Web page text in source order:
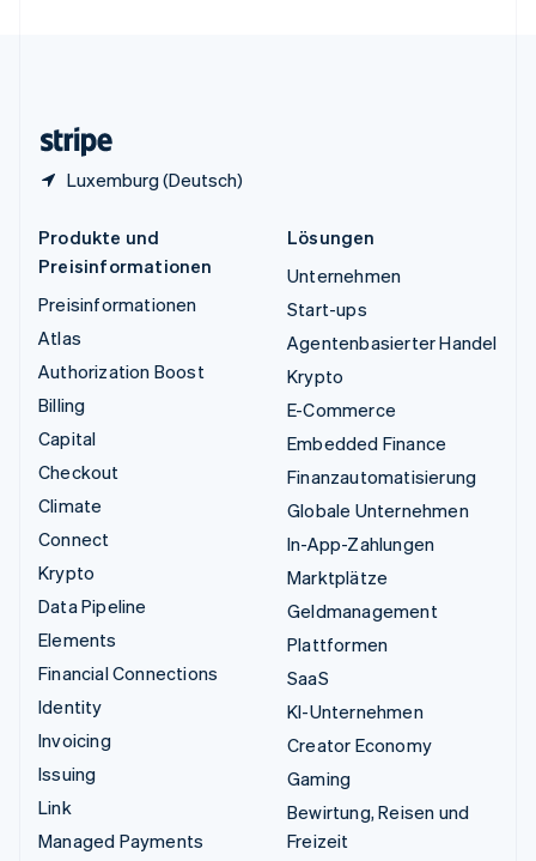
Luxemburg (Deutsch)
Produkte und
Preisinformationen
Preisinformationen
Atlas
Authorization Boost
Billing
Capital
Checkout
Climate
Connect
Krypto
Data Pipeline
Elements
Financial Connections
Identity
Invoicing
Issuing
Link
Managed Payments
Lösungen
Unternehmen
Start-ups
Agentenbasierter Handel
Krypto
E-Commerce
Embedded Finance
Finanzautomatisierung
Globale Unternehmen
In-App-Zahlungen
Marktplätze
Geldmanagement
Plattformen
SaaS
KI-Unternehmen
Creator Economy
Gaming
Bewirtung, Reisen und
Freizeit